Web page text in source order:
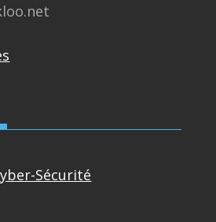
Sécurité